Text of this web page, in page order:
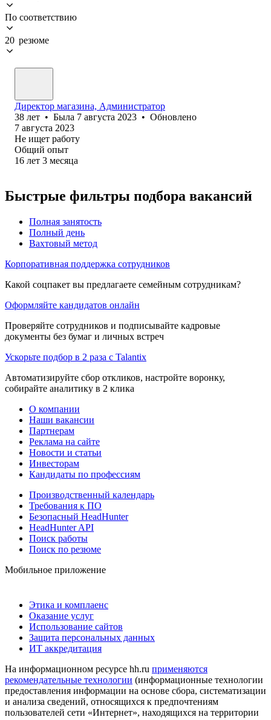
По соответствию
20 резюме
Директор магазина, Администратор
38 лет • Была 7 августа 2023 • Обновлено
7 августа 2023
Не ищет работу
Общий опыт
16 лет 3 месяца
Быстрые фильтры подбора вакансий
Полная занятость
Полный день
Вахтовый метод
Корпоративная поддержка сотрудников
Какой соцпакет вы предлагаете семейным сотрудникам?
Оформляйте кандидатов онлайн
Проверяйте сотрудников и подписывайте кадровые
документы без бумаг и личных встреч
Ускорьте подбор в 2 раза с Talantix
Автоматизируйте сбор откликов, настройте воронку,
собирайте аналитику в 2 клика
О компании
Наши вакансии
Партнерам
Реклама на сайте
Новости и статьи
Инвесторам
Кандидаты по профессиям
Производственный календарь
Требования к ПО
Безопасный HeadHunter
HeadHunter API
Поиск работы
Поиск по резюме
Мобильное приложение
Этика и комплаенс
Оказание услуг
Использование сайтов
Защита персональных данных
ИТ аккредитация
На информационном ресурсе hh.ru применяются
рекомендательные технологии (информационные технологии
предоставления информации на основе сбора, систематизации
и анализа сведений, относящихся к предпочтениям
пользователей сети «Интернет», находящихся на территории